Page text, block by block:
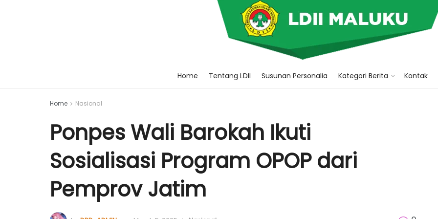
Home Tentang LDII Susunan Personalia Kategori Berita Kontak
Home Nasional
Ponpes Wali Barokah Ikuti
Sosialisasi Program OPOP dari
Pemprov Jatim